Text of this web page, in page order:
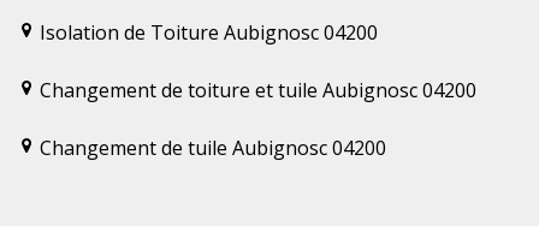
Isolation de Toiture Aubignosc 04200
Changement de toiture et tuile Aubignosc 04200
Changement de tuile Aubignosc 04200